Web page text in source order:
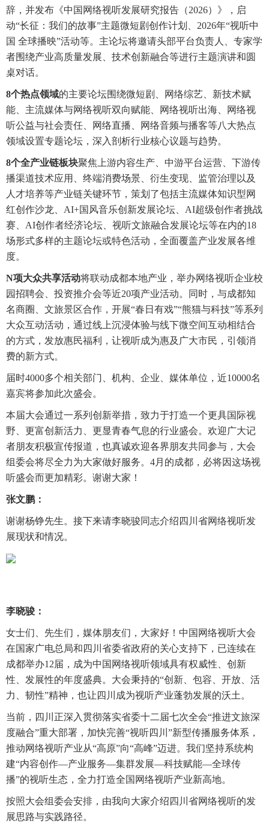
辞，并发布《中国网络视听发展研究报告（2026）》，启
动“长征：我们的故事”主题微短剧创作计划、2026年“视听中
国 全球播映”活动等。主论坛将邀请头部平台负责人、专家学
者围绕产业高质量发展、技术创新融合等进行主题演讲和圆
桌对话。
8个热点领域的主要论坛围绕微短剧、网络综艺、新技术赋
能、主流媒体与网络视听双向赋能、网络视听出海、网络视
听公益与社会责任、网络直播、网络音频与播客等八大热点
领域设置专题论坛，深入剖析行业核心议题与趋势。
8个全产业链板块聚焦上游内容生产、中游平台运营、下游传
播渠道技术应用、终端消费场景、衍生变现、监管治理以及
人才培养等产业链关键环节，策划了包括主流媒体知识型网
红创作沙龙、AI+国风音乐创新发展论坛、AI超级创作者挑战
赛、AI创作者经济论坛、视听文旅融合发展论坛等在内的18
场形式多样的主题论坛或特色活动，全面覆盖产业发展各维
度。
N项大众共享活动将联动成都本地产业，举办网络视听企业校
园招聘会、投资推介会等近20项产业活动。同时，与成都知
名商圈、文旅景区合作，开展“春日有戏”“熊猫与科技”等系列
大众互动活动，通过线上沉浸体验与线下微空间互动相结合
的方式，发放惠民福利，让视听成为惠及广大市民，引领消
费的新方式。
届时4000多个相关部门、机构、企业、媒体单位，近10000名
嘉宾将参加此次盛会。
本届大会通过一系列创新举措，致力于打造一个更具国际视
野、更富创新活力、更显青春气息的行业盛会。欢迎广大记
者朋友积极宣传报道，也真诚欢迎各界朋友共同参与，大会
组委会将尽全力为大家做好服务。4月的成都，必将因这场视
听盛会而更加精彩。谢谢大家！
张文鹏：
谢谢杨铮先生。接下来请李晓骏同志介绍四川省网络视听发
展现状和情况。
李晓骏：
女士们、先生们，媒体朋友们，大家好！中国网络视听大会
在国家广电总局和四川省委省政府的关心支持下，已连续在
成都举办12届，成为中国网络视听领域具有权威性、创新
性、发展性的年度盛典。大会秉持的“创新、包容、开放、活
力、韧性”精神，也让四川成为视听产业蓬勃发展的沃土。
当前，四川正深入贯彻落实省委十二届七次全会“推进文旅深
度融合”重大部署，加快完善“视听四川”新型传播服务体系，
推动网络视听产业从“高原”向“高峰”迈进。我们坚持系统构
建“内容创作—产业服务—集群发展—科技赋能—全球传
播”的视听生态，全力打造全国网络视听产业新高地。
按照大会组委会安排，由我向大家介绍四川省网络视听的发
展思路与实践路径。